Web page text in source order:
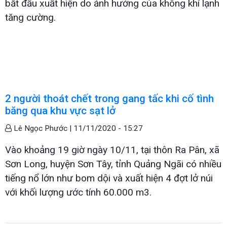
bắt đầu xuất hiện do ảnh hưởng của không khí lạnh
tăng cường.
2 người thoát chết trong gang tấc khi cố tình
băng qua khu vực sạt lở
Lê Ngọc Phước | 11/11/2020 - 15:27
Vào khoảng 19 giờ ngày 10/11, tại thôn Ra Pân, xã
Sơn Long, huyện Sơn Tây, tỉnh Quảng Ngãi có nhiều
tiếng nổ lớn như bom dội và xuất hiện 4 đợt lở núi
với khối lượng ước tính 60.000 m3.